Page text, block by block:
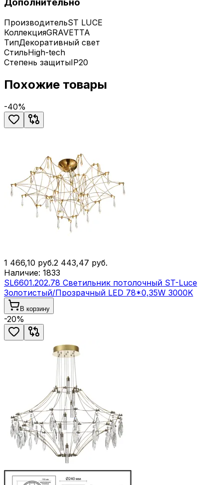
Дополнительно
ПроизводительST LUCE
КоллекцияGRAVETTA
ТипДекоративный свет
СтильHigh-tech
Степень защитыIP20
Похожие товары
-40%
1 466,10 руб.2 443,47 руб.
Наличие: 1833
SL6601.202.78 Светильник потолочный ST-Luce
Золотистый/Прозрачный LED 78*0,35W 3000K
В корзину
-20%